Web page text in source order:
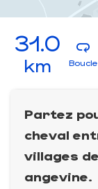
31.0
km Boucle
Partez
cheval
villages
angevine.